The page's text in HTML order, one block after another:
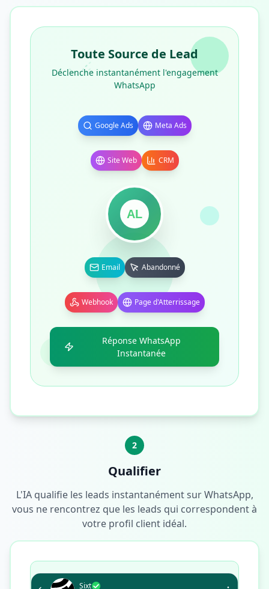
Toute Source de Lead
Déclenche instantanément l'engagement
WhatsApp
Google Ads Meta Ads
Site Web CRM
AL
Email Abandonné
Webhook Page d'Atterrissage
Réponse WhatsApp
Instantanée
2
Qualifier
L'IA qualifie les leads instantanément sur WhatsApp,
vous ne rencontrez que les leads qui correspondent à
votre profil client idéal.
Sixt